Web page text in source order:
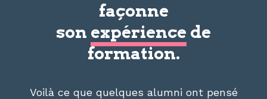
façonne
son expérience de
formation.
Voilà ce que quelques alumni ont pensé